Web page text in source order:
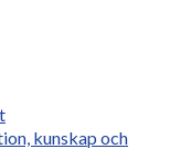
kunskap och